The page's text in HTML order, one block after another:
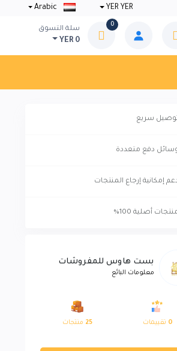
YER YER
0
سلة التسوق
YER 0
سريع
دفع متعددة
إمكانية إرجاع المنتجات
أصلية 100%
بست هاوس للمفروشات
معلومات البائع
0 تقييمات 25 منتجات